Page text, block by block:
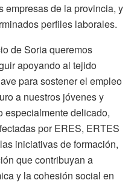
empresas de la provincia, y
perfiles laborales.
de Soria queremos
apoyando al tejido
para sostener el empleo
a nuestros jóvenes y
especialmente delicado,
por ERES, ERTES
iniciativas de formación,
que contribuyan a
y la cohesión social en